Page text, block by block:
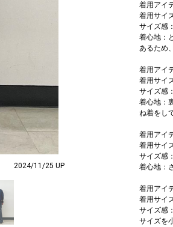
2024/11/25 UP
着用アイ
着用サイ
サイズ感
着心地：
あるため
着用アイ
着用サイ
サイズ感
着心地：
ね着をし
着用アイ
着用サイ
サイズ感
着心地：
着用アイ
着用サイ
サイズ感
サイズを